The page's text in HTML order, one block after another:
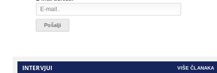
INTERVJUI VIŠE ČLANAKA